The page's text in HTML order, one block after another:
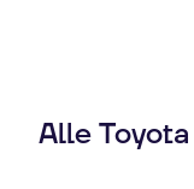
Alle